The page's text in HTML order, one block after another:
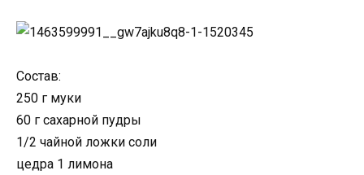
Состав:
250 г муки
60 г сахарной пудры
1/2 чайной ложки соли
цедра 1 лимона